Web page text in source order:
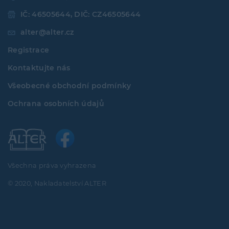
IČ: 46505644, DIČ: CZ46505644
alter@alter.cz
Registrace
Kontaktujte nás
Všeobecné obchodní podmínky
Ochrana osobních údajů
Všechna práva vyhrazena
© 2020, Nakladatelství ALTER